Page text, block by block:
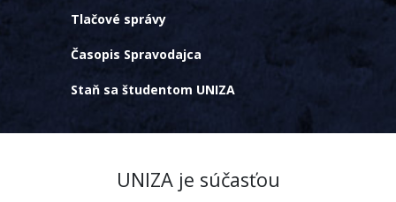
Tlačové správy
Časopis Spravodajca
Staň sa študentom UNIZA
UNIZA je súčasťou